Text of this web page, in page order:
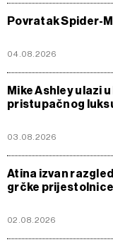
Povratak Spider-
04.08.2026
Mike Ashley ulazi
pristupačnog
03.08.2026
Atina izvan
grčke prijestolnice
02.08.2026